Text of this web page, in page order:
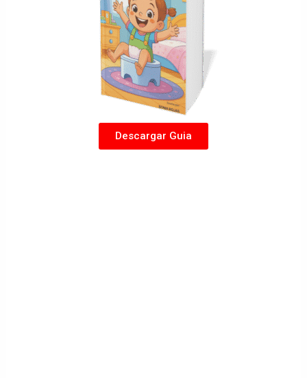
Descargar Guia